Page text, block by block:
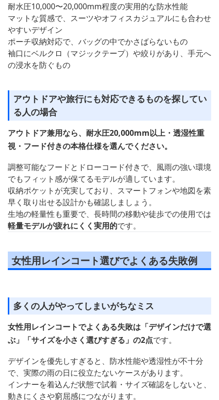
耐水圧10,000〜20,000mm程度の実用的な防水性能
マットな質感で、スーツやオフィスカジュアルにも合わせ
やすいデザイン
ポーチ収納対応で、バッグの中でかさばらないもの
袖口にベルクロ（マジックテープ）や絞りがあり、手元へ
の浸水を防ぐもの
アウトドアや旅行にも対応できるものを探してい
る人の場合
アウトドア兼用なら、耐水圧20,000mm以上・透湿性重
視・フード付きの本格仕様を選んでください。
調整可能なフードとドローコード付きで、風雨の強い環境
でもフィット感が保てるモデルが適しています。
収納ポケットが充実しており、スマートフォンや地図を素
早く取り出せる設計かも確認しましょう。
生地の軽量性も重要で、長時間の移動や徒歩での使用では
軽量モデルが疲れにくく実用的です。
女性用レインコート選びでよくある失敗例
多くの人がやってしまいがちなミス
女性用レインコートでよくある失敗は「デザインだけで選
ぶ」「サイズを小さく選びすぎる」の2点です。
デザインを優先しすぎると、防水性能や透湿性が不十分
で、実際の雨の日に役立たないケースがあります。
インナーを着込んだ状態で試着・サイズ確認をしないと、
動きにくさや窮屈感につながります。